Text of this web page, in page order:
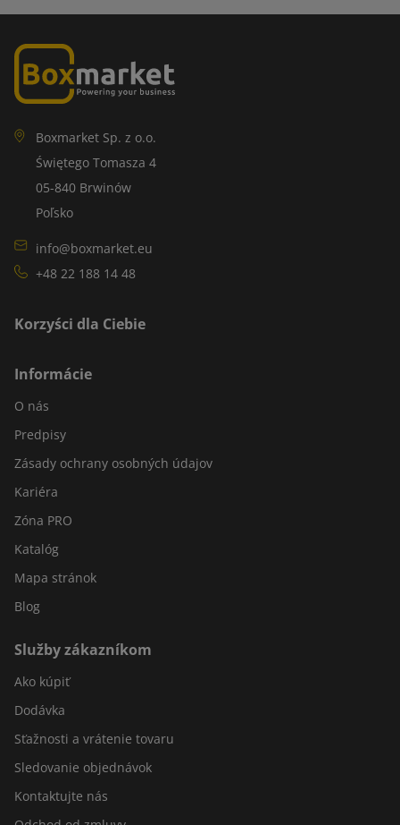
Boxmarket Sp. z o.o.
Świętego Tomasza 4
05-840 Brwinów
Poľsko
info@boxmarket.eu
+48 22 188 14 48
Korzyści dla Ciebie
Informácie
O nás
Predpisy
Zásady ochrany osobných údajov
Kariéra
Zóna PRO
Katalóg
Mapa stránok
Blog
Služby zákazníkom
Ako kúpiť
Dodávka
Sťažnosti a vrátenie tovaru
Sledovanie objednávok
Kontaktujte nás